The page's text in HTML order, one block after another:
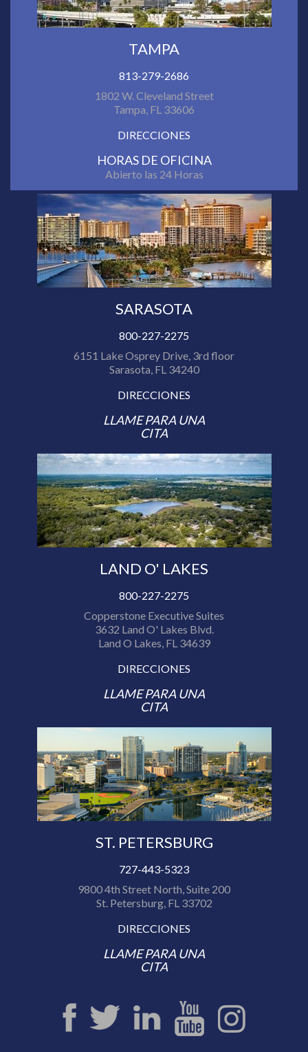
TAMPA
813-279-2686
1802 W. Cleveland Street
Tampa, FL 33606
DIRECCIONES
HORAS DE OFICINA
Abierto las 24 Horas
SARASOTA
800-227-2275
6151 Lake Osprey Drive, 3rd floor
Sarasota, FL 34240
DIRECCIONES
LLAME PARA UNA
CITA
LAND O' LAKES
800-227-2275
Copperstone Executive Suites
3632 Land O' Lakes Blvd.
Land O Lakes, FL 34639
DIRECCIONES
LLAME PARA UNA
CITA
ST. PETERSBURG
727-443-5323
9800 4th Street North, Suite 200
St. Petersburg, FL 33702
DIRECCIONES
LLAME PARA UNA
CITA